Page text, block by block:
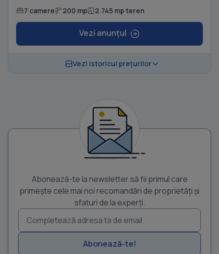
7 camere 200 mp 2.745 mp teren
Vezi anunțul
Vezi istoricul prețurilor
Abonează-te la newsletter să fii primul care
primește cele mai noi recomandări de proprietăți și
sfaturi de la experți.
Abonează-te!